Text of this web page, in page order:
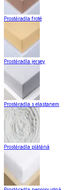
Prostěradla froté
Prostěradla jersey
Prostěradla s elastanem
Prostěradla plátěná